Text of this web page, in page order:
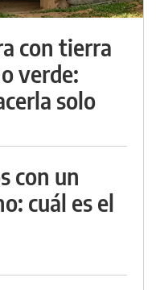
con tierra
verde:
solo
con un
cuál es el